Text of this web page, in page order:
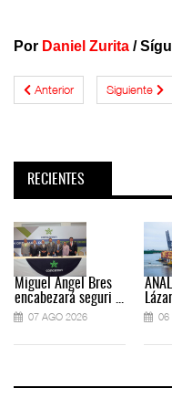
Por Daniel Zurita /
Anterior Siguiente
RECIENTES
Miguel Ángel Bres
encabezará seguri ...
07 AGO 2026 06